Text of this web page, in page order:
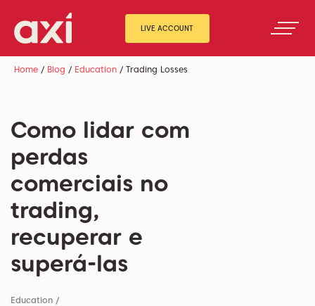
LIVE ACCOUNT
Home / Blog / Education / Trading Losses
Como lidar com
perdas
comerciais no
trading,
recuperar e
superá-las
Education /